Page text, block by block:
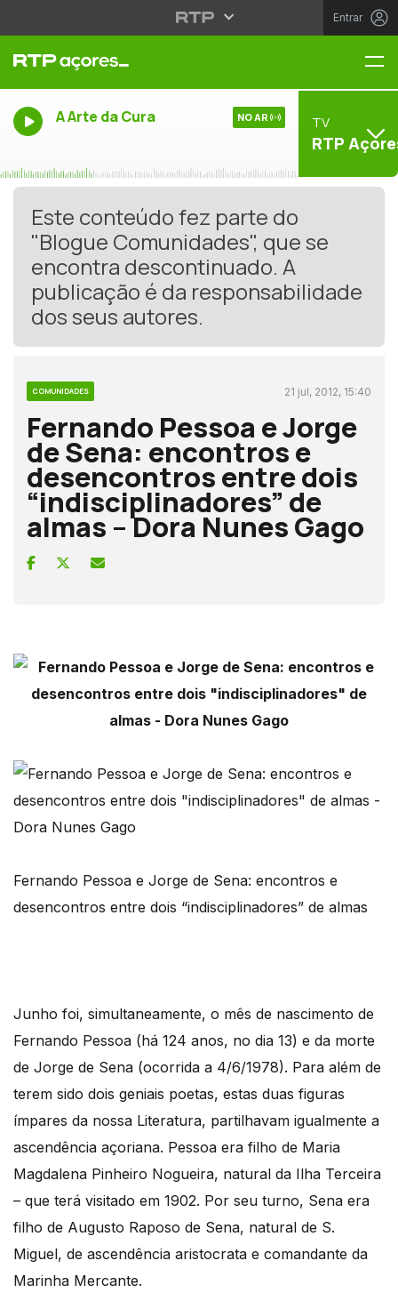
Entrar
A Arte da Cura NO AR TV
RTP
Este conteúdo fez parte do
"Blogue Comunidades", que se
encontra descontinuado. A
publicação é da responsabilidade
dos seus autores.
COMUNIDADES 21 jul, 2012, 15:40
Fernando Pessoa e Jorge
de Sena: encontros e
desencontros entre dois
“indisciplinadores” de
almas – Dora Nunes Gago
Fernando Pessoa e Jorge de Sena: encontros e
desencontros entre dois “indisciplinadores” de almas
Junho foi, simultaneamente, o mês de nascimento de
Fernando Pessoa (há 124 anos, no dia 13) e da morte
de Jorge de Sena (ocorrida a 4/6/1978). Para além de
terem sido dois geniais poetas, estas duas figuras
ímpares da nossa Literatura, partilhavam igualmente a
ascendência açoriana. Pessoa era filho de Maria
Magdalena Pinheiro Nogueira, natural da Ilha Terceira
– que terá visitado em 1902. Por seu turno, Sena era
filho de Augusto Raposo de Sena, natural de S.
Miguel, de ascendência aristocrata e comandante da
Marinha Mercante.